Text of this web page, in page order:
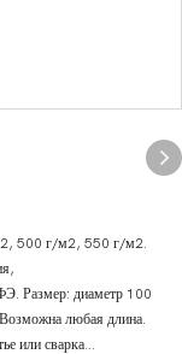
м2, 500 г/м2, 550 г/м2.
Размер: диаметр 100
любая длина.
или сварка...